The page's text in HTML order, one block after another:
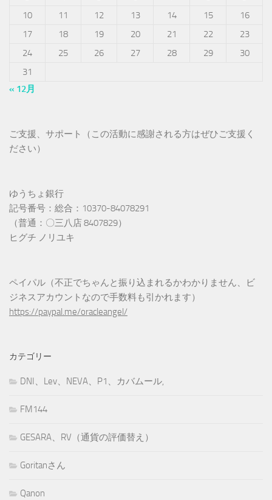
10
11 12 13 14 15
16
17
18 19 20 21 22
23
24
25 26 27 28 29
30
31
« 12月
ご支援、サポート（この活動に感謝される方はぜひご支援く
ださい）
ゆうちょ銀行
記号番号：総合：10370-84078291
（普通：〇三八店 8407829）
ヒグチ ノリユキ
ペイパル（不正でちゃんと振り込まれるかわかりません、ビ
ジネスアカウントなので手数料も引かれます）
https://paypal.me/oracleangel/
カテゴリー
DNI、Lev、NEVA、P1、カバムール,
FM144
GESARA、RV（通貨の評価替え）
Goritanさん
Qanon